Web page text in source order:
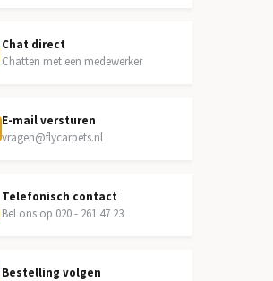
Chat direct
Chatten met een medewerker
E-mail versturen
vragen@flycarpets.nl
Telefonisch contact
Bel ons op 020 - 261 47 23
Bestelling volgen